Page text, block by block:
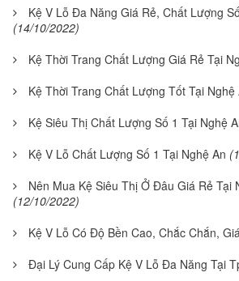
Kệ V Lỗ Đa Năng Giá Rẻ, Chất Lượng
(14/10/2022)
Kệ Thời Trang Chất Lượng Giá Rẻ Tại
Kệ Thời Trang Chất Lượng Tốt Tại Nghệ
Kệ Siêu Thị Chất Lượng Số 1 Tại Nghệ
Kệ V Lỗ Chất Lượng Số 1 Tại Nghệ An
Nên Mua Kệ Siêu Thị Ở Đâu Giá Rẻ Tại
(12/10/2022)
Kệ V Lỗ Có Độ Bền Cao, Chắc Chắn,
Đại Lý Cung Cấp Kệ V Lỗ Đa Năng Tại